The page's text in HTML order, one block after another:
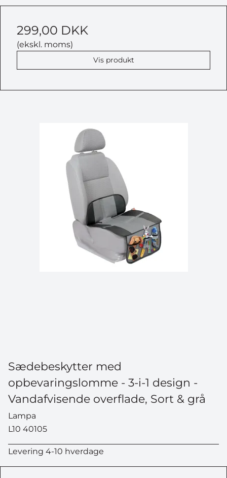
299,00 DKK
(ekskl. moms)
Vis produkt
Sædebeskytter med
opbevaringslomme - 3-i-1 design -
Vandafvisende overflade, Sort & grå
Lampa
L10 40105
Levering 4-10 hverdage